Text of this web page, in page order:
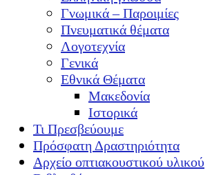
Γνωμικά – Παροιμίες
Πνευματικά θέματα
Λογοτεχνία
Γενικά
Εθνικά Θέματα
Μακεδονία
Ιστορικά
Τι Πρεσβεύουμε
Πρόσφατη Δραστηριότητα
Αρχείο οπτιακουστικού υλικού